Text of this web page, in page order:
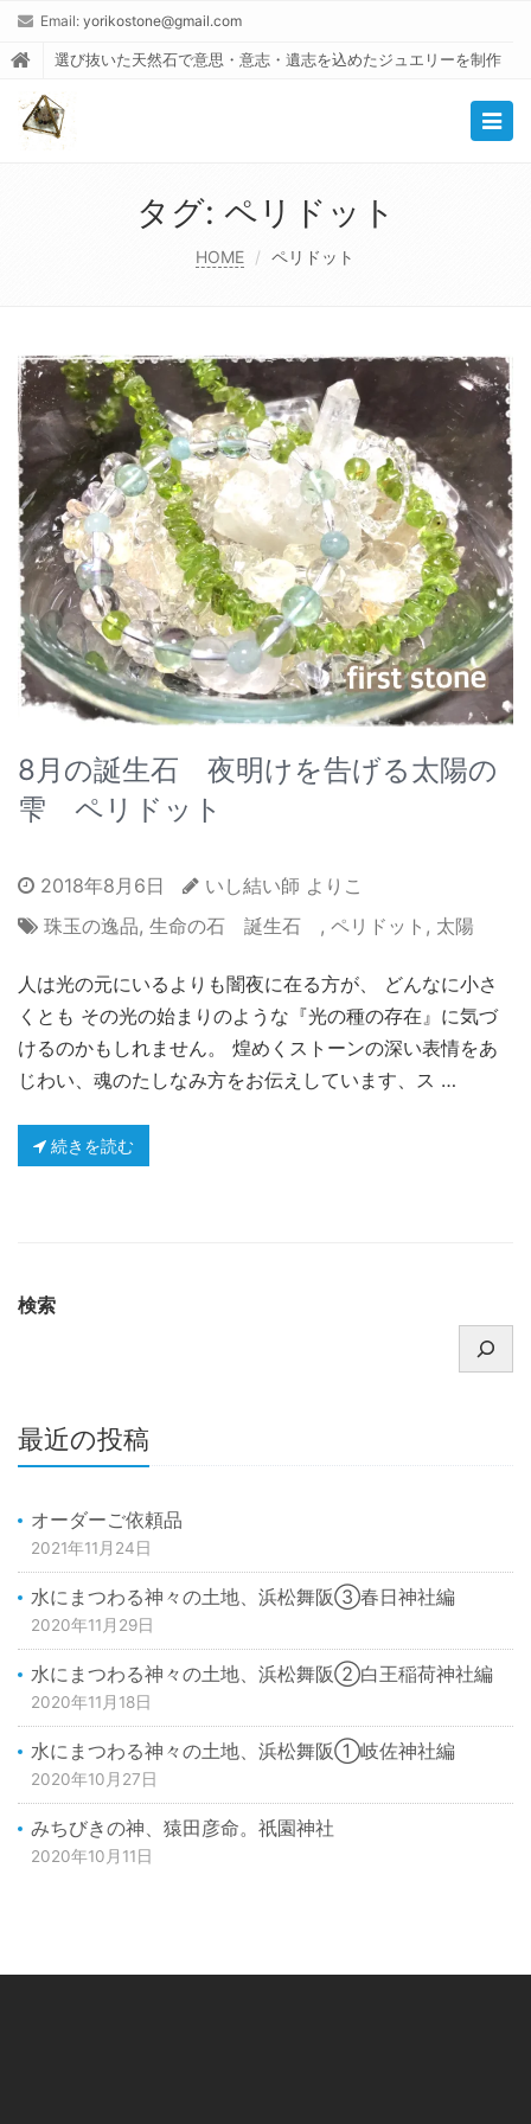
Email: yorikostone@gmail.com
選び抜いた天然石で意思・意志・遺志を込めたジュエリーを制作
タグ: ペリドット
HOME ペリドット
8月の誕生石 夜明けを告げる太陽の
雫 ペリドット
2018年8月6日
いし結い師 よりこ
珠玉の逸品, 生命の石 誕生石 , ペリドット , 太陽
人は光の元にいるよりも闇夜に在る方が、 どんなに小さ
くとも その光の始まりのような『光の種の存在』に気づ
けるのかもしれません。 煌めくストーンの深い表情をあ
じわい、魂のたしなみ方をお伝えしています、ス …
続きを読む
検索
最近の投稿
オーダーご依頼品
2021年11月24日
水にまつわる神々の土地、浜松舞阪③春日神社編
2020年11月29日
水にまつわる神々の土地、浜松舞阪②白王稲荷神社編
2020年11月18日
水にまつわる神々の土地、浜松舞阪①岐佐神社編
2020年10月27日
みちびきの神、猿田彦命。祇園神社
2020年10月11日